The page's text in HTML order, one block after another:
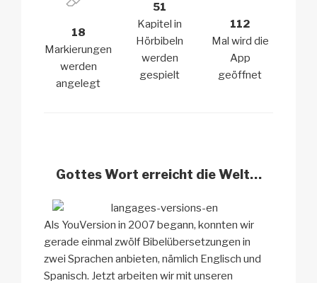
18
Markierungen
werden
angelegt
51
Kapitel in
Hörbibeln
werden
gespielt
112
Mal wird die
App
geöffnet
Gottes Wort erreicht die Welt…
Als YouVersion in 2007 begann, konnten wir
gerade einmal zwölf Bibelübersetzungen in
zwei Sprachen anbieten, nämlich Englisch und
Spanisch. Jetzt arbeiten wir mit unseren